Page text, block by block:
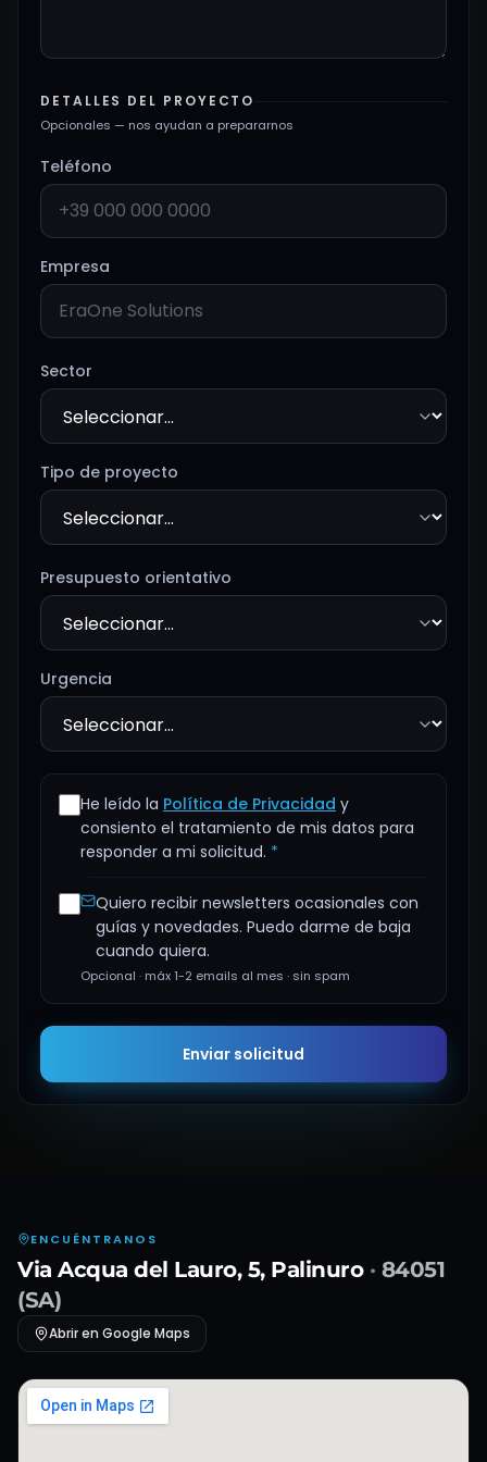
DETALLES DEL PROYECTO
Opcionales — nos ayudan a prepararnos
Teléfono
Empresa
Sector
Tipo de proyecto
Presupuesto orientativo
Urgencia
He leído la Política de Privacidad y
consiento el tratamiento de mis datos para
responder a mi solicitud. *
Quiero recibir newsletters ocasionales con
guías y novedades. Puedo darme de baja
cuando quiera.
Opcional · máx 1-2 emails al mes · sin spam
Enviar solicitud
ENCUÉNTRANOS
Via Acqua del Lauro, 5, Palinuro · 84051
(SA)
Abrir en Google Maps